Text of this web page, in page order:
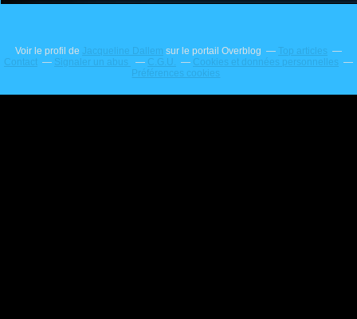
Voir le profil de Jacqueline Dallem sur le portail Overblog
Top articles
Contact
Signaler un abus C.G.U.
Cookies et données personnelles
Préférences cookies